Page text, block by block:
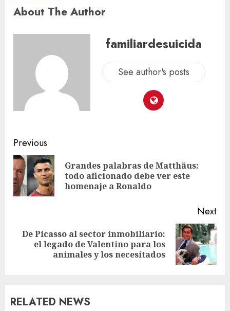
About The Author
familiardesuicida
See author's posts
Previous
Grandes palabras de Matthäus:
todo aficionado debe ver este
homenaje a Ronaldo
Next
De Picasso al sector inmobiliario:
el legado de Valentino para los
animales y los necesitados
RELATED NEWS